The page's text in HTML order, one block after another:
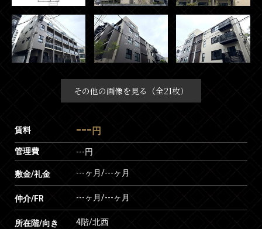
その他の画像を見る（全21枚）
賃料 --- 円
管理費 ---円
敷金/礼金 ---ヶ月/---ヶ月
仲介/FR ---ヶ月/---ヶ月
所在階/向き 4階/北西